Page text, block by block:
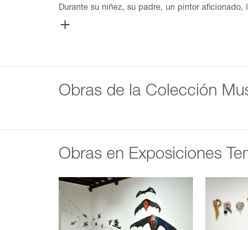
Durante su niñez, su padre, un pintor
vitrales y altares. De 1962 a 1966 estudió en el
Galerie Germain en París le pidió a Messager
tejido una cubierta. Esto marcó el inicio de su
esculturas. De 1971 a 1974 creó un álbum de
largo de la obra subsecuente de Messager,
imágenes de larga escala de criaturas
propios mapas del cuerpo, pintando sobre
una pared de galería, en esta ocasión con
carrera, en el Musée de Grenoble en 1989,
los cuellos de animales de peluche,
Obras de la Colección
Obras en Exposiciones